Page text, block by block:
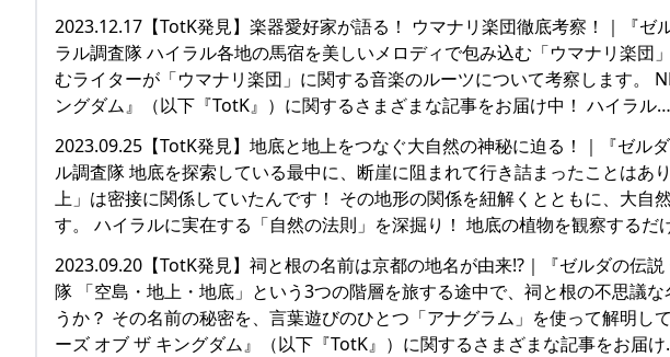
2023.12.17【TotK発見】楽器愛好家が語る！ ウマナリ楽団徹底考察！｜『ゼ
ラル調査隊 ハイラル各地の馬宿を美しいメロディで包み込む「ウマナリ楽団
むライターが「ウマナリ楽団」に関する音楽のルーツについて考察します。
ングダム』（以下『TotK』）に関するさまざまな記事をお届け中！ ハイラル…
2023.09.25【TotK発見】地底と地上をつなぐ大自然の神秘に迫る！｜『ゼル
ル調査隊 地底を探索している最中に、断崖に阻まれて行き詰まったことはあ
上」は密接に関係していたんです！ その地形の関係を紐解くとともに、大自
す。 ハイラルに実在する「自然の法則」を深掘り！ 地底の植物を観察するだ
2023.09.20【TotK発見】祠と根の名前は京都の地名が由来!?｜『ゼルダの伝
隊 「空島・地上・地底」という3つの階層を旅する途中で、祠と根の不思議
うか？ その名前の秘密を、言葉遊びのひとつ「アナグラム」を使って解明し
ーズ オブ ザ キングダム』（以下『TotK』）に関するさまざまな記事をお届